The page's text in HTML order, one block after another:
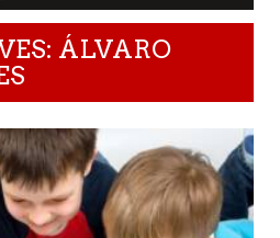
ÁLVARO